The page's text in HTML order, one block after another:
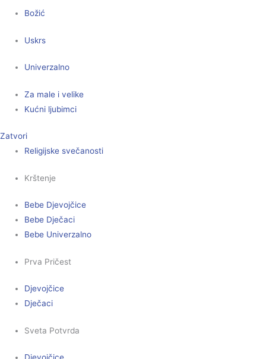
Božić
Uskrs
Univerzalno
Za male i velike
Kućni ljubimci
Zatvori
Religijske svečanosti
Krštenje
Bebe Djevojčice
Bebe Dječaci
Bebe Univerzalno
Prva Pričest
Djevojčice
Dječaci
Sveta Potvrda